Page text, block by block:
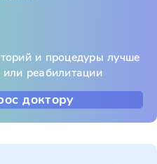
и процедуры лучше
реабилитации
доктору